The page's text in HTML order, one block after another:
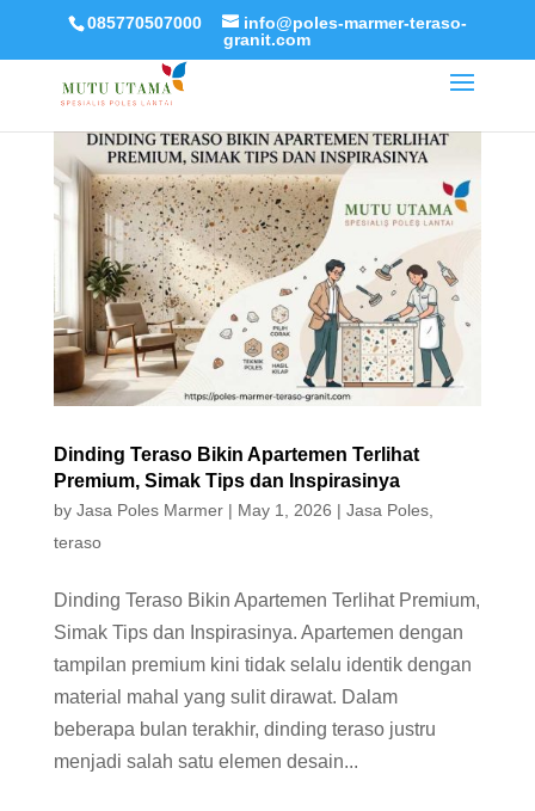
085770507000
info@poles-marmer-teraso-
granit.com
Dinding Teraso Bikin Apartemen Terlihat
Premium, Simak Tips dan Inspirasinya
by Jasa Poles Marmer| May 1, 2026 | Jasa Poles,
teraso
Dinding Teraso Bikin Apartemen Terlihat Premium,
Simak Tips dan Inspirasinya. Apartemen dengan
tampilan premium kini tidak selalu identik dengan
material mahal yang sulit dirawat. Dalam
beberapa bulan terakhir, dinding teraso justru
menjadi salah satu elemen desain...